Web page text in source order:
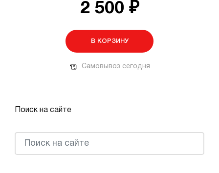
2 500 ₽
В КОРЗИНУ
Самовывоз сегодня
Поиск на сайте